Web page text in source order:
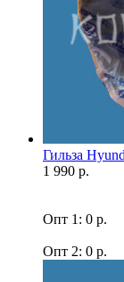
Гильза
1 990 р.
Опт 1: 0 р.
Опт 2: 0 р.